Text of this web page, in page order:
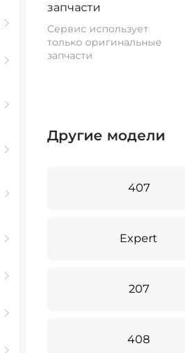
запчасти
Сервис использует
только оригинальные
запчасти
Другие модели
407
Expert
207
408